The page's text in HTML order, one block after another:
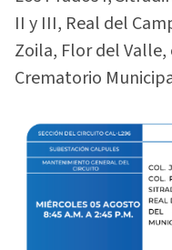
II y III, Real del
Zoila, Flor del Valle,
Crematorio